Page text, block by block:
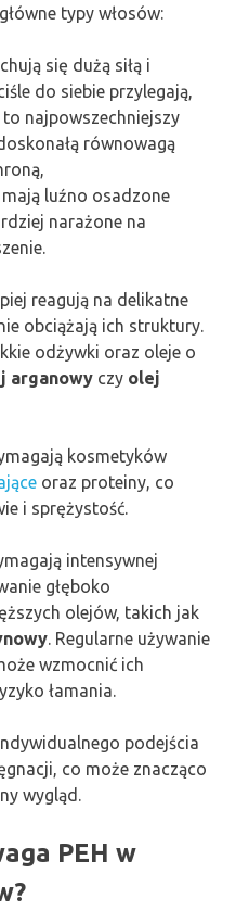
typy włosów:
się dużą siłą i
do siebie przylegają,
to najpowszechniejszy
równowagą
mają luźno osadzone
narażone na
reagują na delikatne
obciążają ich struktury.
odżywki oraz oleje o
arganowy czy olej
kosmetyków
oraz proteiny, co
i sprężystość.
intensywnej
głęboko
olejów, takich jak
. Regularne używanie
wzmocnić ich
łamania.
podejścia
co może znacząco
wygląd.
PEH w